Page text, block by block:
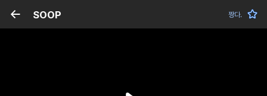
SOOP 짱다.